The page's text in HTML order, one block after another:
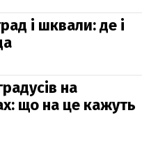
і шквали: де і
на
що на це кажуть